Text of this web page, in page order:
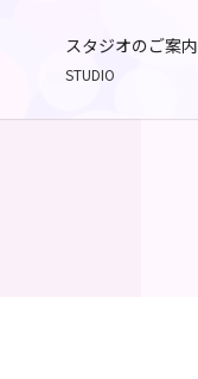
スタジオのご案内
STUDIO